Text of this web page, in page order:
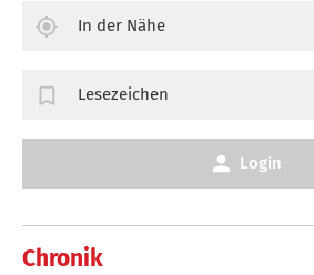
Chronik
In der Nähe
Lesezeichen
Login